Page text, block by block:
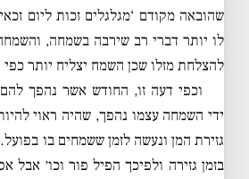
שהובאה מקודם ‘מגלגלים זכות ליום
לו יותר דברי רב שירבה בשמחה,
להצלחת מזלו שכן השמח יצליח יותר
וכפי דעה זו, החודש אשר נהפך
ידי השמחה עצמו נהפך, שהיה ראוי
גזירת המן ונעשה לזמן ששמחים בו
בזמן גזירה ולפיכך הפיל פור וכו׳ אבל